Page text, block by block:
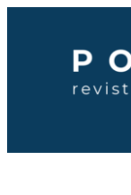
contenido